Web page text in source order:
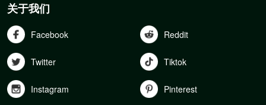
关于我们
Facebook Reddit
Twitter Tiktok
Instagram Pinterest